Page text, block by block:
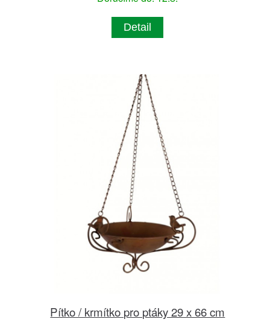
Detail
Pítko / krmítko pro ptáky 29 x 66 cm